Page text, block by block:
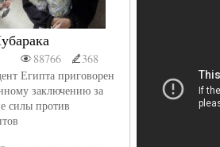
88766
368
Египта приговорен
заключению за
силы против